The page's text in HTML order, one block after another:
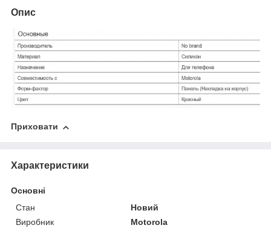
Опис
Приховати
Характеристики
Основні
Стан
Новий
Виробник
Motorola